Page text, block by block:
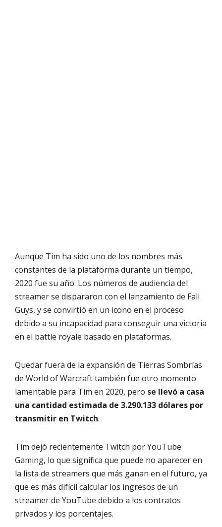
Aunque Tim ha sido uno de los nombres más
constantes de la plataforma durante un tiempo,
2020 fue su año. Los números de audiencia del
streamer se dispararon con el lanzamiento de Fall
Guys, y se convirtió en un icono en el proceso
debido a su incapacidad para conseguir una victoria
en el battle royale basado en plataformas.
Quedar fuera de la expansión de Tierras Sombrías
de World of Warcraft también fue otro momento
lamentable para Tim en 2020, pero se llevó a casa
una cantidad estimada de 3.290.133 dólares por
transmitir en Twitch.
Tim dejó recientemente Twitch por YouTube
Gaming, lo que significa que puede no aparecer en
la lista de streamers que más ganan en el futuro, ya
que es más difícil calcular los ingresos de un
streamer de YouTube debido a los contratos
privados y los porcentajes.